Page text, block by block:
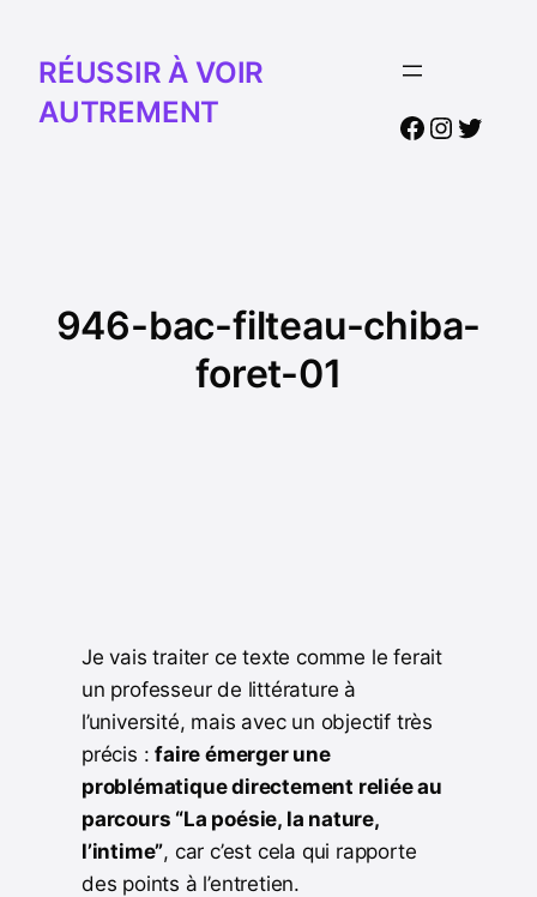
RÉUSSIR À VOIR
AUTREMENT
Facebook
946-bac-filteau-chiba-
foret-01
Je vais traiter ce texte comme le ferait
un professeur de littérature à
l’université, mais avec un objectif très
précis :faire émerger une
problématique directement reliée au
parcours “La poésie, la nature,
l’intime”, car c’est cela qui rapporte
des points à l’entretien.